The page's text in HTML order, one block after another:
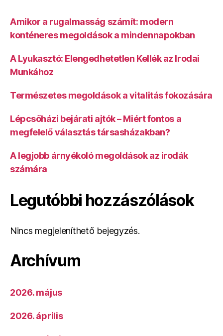
Amikor a rugalmasság számít: modern
konténeres megoldások a mindennapokban
A Lyukasztó: Elengedhetetlen Kellék az Irodai
Munkához
Természetes megoldások a vitalitás fokozására
Lépcsőházi bejárati ajtók – Miért fontos a
megfelelő választás társasházakban?
A legjobb árnyékoló megoldások az irodák
számára
Legutóbbi hozzászólások
Nincs megjeleníthető bejegyzés.
Archívum
2026. május
2026. április